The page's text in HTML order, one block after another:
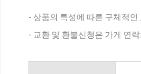
- 상품의 특성에 따른 구체적
- 교환 및 환불신청은 가게 연